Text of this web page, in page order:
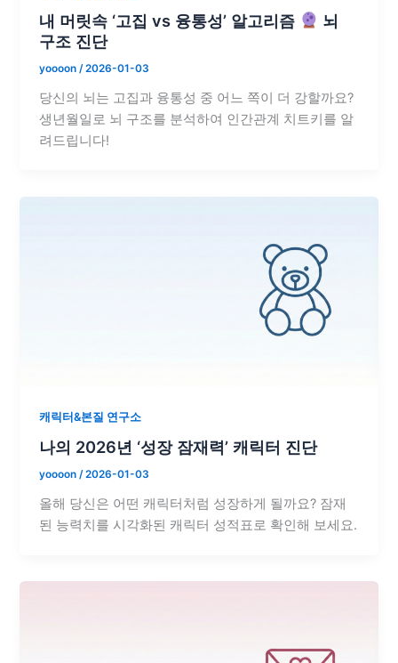
내 머릿속 ‘고집 vs 융통성’ 알고리즘
뇌
구조 진단
yoooon /2026-01-03
당신의 뇌는 고집과 융통성 중 어느 쪽이 더 강할까요?
생년월일로 뇌 구조를 분석하여 인간관계 치트키를 알
려드립니다!
캐릭터&본질 연구소
나의 2026년 ‘성장 잠재력’ 캐릭터 진단
yoooon/2026-01-03
올해 당신은 어떤 캐릭터처럼 성장하게 될까요? 잠재
된 능력치를 시각화된 캐릭터 성적표로 확인해 보세요.